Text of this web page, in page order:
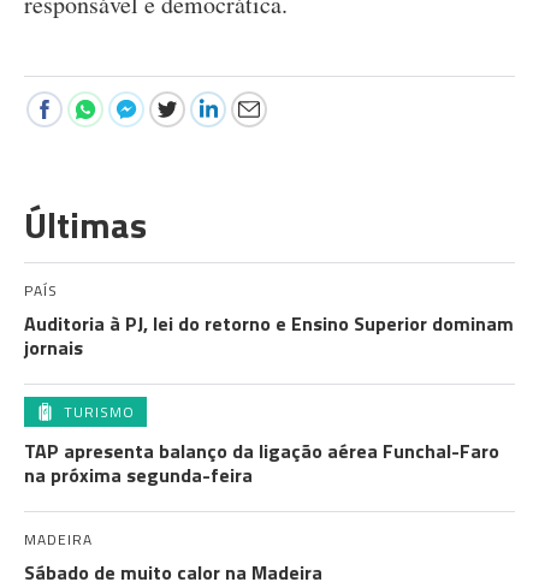
Últimas
PAÍS
Auditoria à PJ, lei do retorno e Ensino Superior dominam
jornais
TURISMO
TAP apresenta balanço da ligação aérea Funchal-Faro
na próxima segunda-feira
MADEIRA
Sábado de muito calor na Madeira